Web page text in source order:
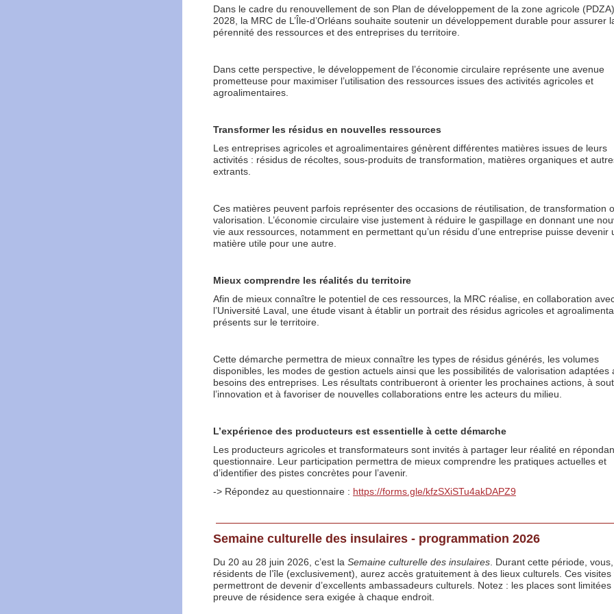
Dans le cadre du renouvellement de son Plan de développement de la zone agricole
2028, la MRC de L’Île-d’Orléans souhaite soutenir un développement durable pour assurer
pérennité des ressources et des entreprises du territoire.
Dans cette perspective, le développement de l’économie circulaire représente une avenue
prometteuse pour maximiser l’utilisation des ressources issues des activités agricoles et
agroalimentaires.
Transformer les résidus en nouvelles ressources
Les entreprises agricoles et agroalimentaires génèrent différentes matières issues de leurs
activités : résidus de récoltes, sous-produits de transformation, matières organiques et
extrants.
Ces matières peuvent parfois représenter des occasions de réutilisation, de transformation
valorisation. L’économie circulaire vise justement à réduire le gaspillage en donnant une
vie aux ressources, notamment en permettant qu’un résidu d’une entreprise puisse devenir
matière utile pour une autre.
Mieux comprendre les réalités du territoire
Afin de mieux connaître le potentiel de ces ressources, la MRC réalise, en collaboration
l’Université Laval, une étude visant à établir un portrait des résidus agricoles et
présents sur le territoire.
Cette démarche permettra de mieux connaître les types de résidus générés, les volumes
disponibles, les modes de gestion actuels ainsi que les possibilités de valorisation adaptées
besoins des entreprises. Les résultats contribueront à orienter les prochaines actions, à
l’innovation et à favoriser de nouvelles collaborations entre les acteurs du milieu.
L’expérience des producteurs est essentielle à cette démarche
Les producteurs agricoles et transformateurs sont invités à partager leur réalité en
questionnaire. Leur participation permettra de mieux comprendre les pratiques actuelles et
d’identifier des pistes concrètes pour l’avenir.
-> Répondez au questionnaire : https://forms.gle/kfzSXiSTu4akDAPZ9
Semaine culturelle des insulaires - programmation 2026
Du 20 au 28 juin 2026, c’est la Semaine culturelle des insulaires. Durant cette période,
résidents de l’île (exclusivement), aurez accès gratuitement à des lieux culturels. Ces visites
permettront de devenir d’excellents ambassadeurs culturels. Notez : les places sont limitées
preuve de résidence sera exigée à chaque endroit.